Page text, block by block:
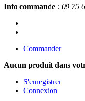
Info commande : 09 75
Commander
Aucun produit dans
S'enregistrer
Connexion